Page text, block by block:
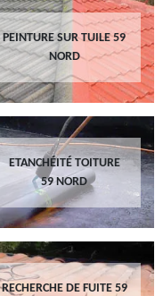
PEINTURE SUR TUILE 59
NORD
ETANCHÉITÉ TOITURE
59 NORD
RECHERCHE DE FUITE 59